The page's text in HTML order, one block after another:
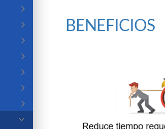
BENEFICIOS